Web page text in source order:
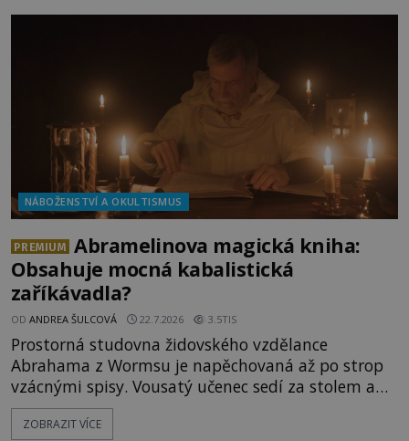
NÁBOŽENSTVÍ A OKULTISMUS
PREMIUM
Abramelinova magická kniha:
Obsahuje mocná kabalistická
zaříkávadla?
OD ANDREA ŠULCOVÁ 22.7.2026 3.5TIS
Prostorná studovna židovského vzdělance
Abrahama z Wormsu je napěchovaná až po strop
vzácnými spisy. Vousatý učenec sedí za stolem a
před sebou má rozložený jeden z nejzáhadnějších
magických textů. Jde o Abramelinův grimoár, který
ZOBRAZIT VÍCE